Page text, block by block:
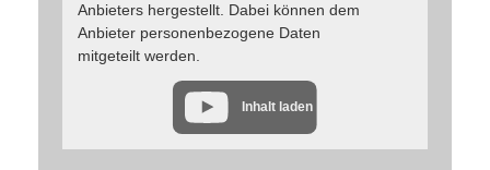
Anbieters hergestellt. Dabei können dem
Anbieter personenbezogene Daten
mitgeteilt werden.
Inhalt laden